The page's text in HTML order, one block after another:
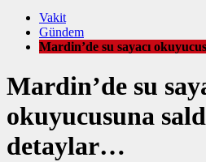
Vakit
Gündem
Mardin’de su sayacı
Mardin’de su
okuyucusuna
detaylar…